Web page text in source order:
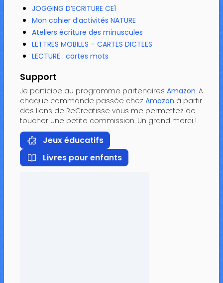
JOGGING D’ECRITURE CE1
Mon cahier d’activités NATURE
Ateliers écriture des minuscules
LETTRES MOBILES – CARTES DICTEES
LECTURE : cartes mots
Support
Je participe au programme partenaires Amazon. A
chaque commande passée chez Amazon à partir
des liens de ReCreatisse vous me permettez de
toucher une petite commission. Un grand merci !
Jeux éducatifs
Livres pour enfants